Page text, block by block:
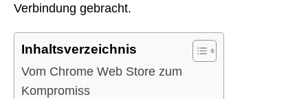
Verbindung gebracht.
Inhaltsverzeichnis
Vom Chrome Web Store zum
Kompromiss